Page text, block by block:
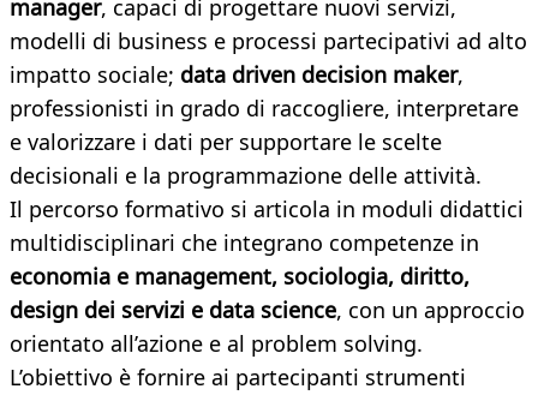
manager, capaci di progettare nuovi servizi,
modelli di business e processi partecipativi ad alto
impatto sociale; data driven decision maker,
professionisti in grado di raccogliere, interpretare
e valorizzare i dati per supportare le scelte
decisionali e la programmazione delle attività.
Il percorso formativo si articola in moduli didattici
multidisciplinari che integrano competenze in
economia e management, sociologia, diritto,
design dei servizi e data science, con un approccio
orientato all’azione e al problem solving.
L’obiettivo è fornire ai partecipanti strumenti